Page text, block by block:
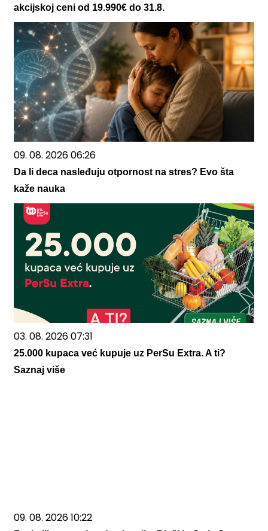
akcijskoj ceni od 19.990€ do 31.8.
09. 08. 2026 06:26
Da li deca nasleđuju otpornost na stres? Evo šta
kaže nauka
03. 08. 2026 07:31
25.000 kupaca već kupuje uz PerSu Extra. A ti?
Saznaj više
09. 08. 2026 10:22